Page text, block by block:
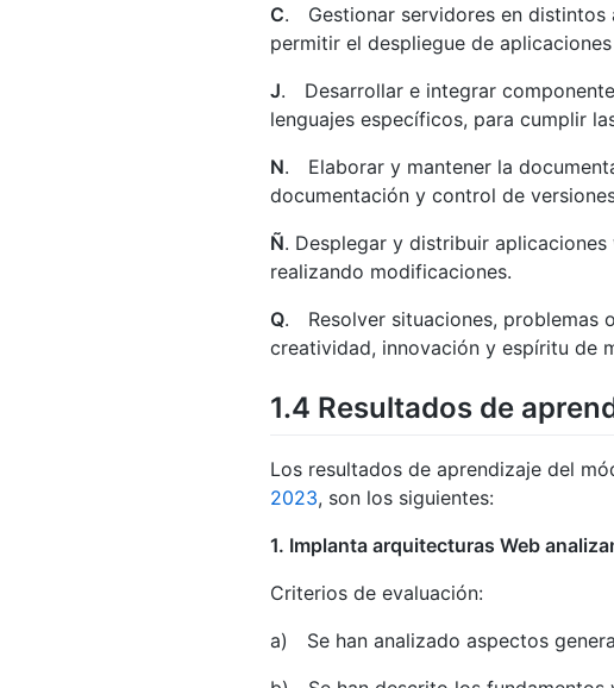
C. Gestionar servidores en distintos
permitir el despliegue de
J. Desarrollar e integrar
lenguajes específicos, para cumplir
N. Elaborar y mantener la
documentación y control de
Ñ. Desplegar y distribuir
realizando modificaciones.
Q. Resolver situaciones, problemas
creatividad, innovación y espíritu de
1.4 Resultados de
Los resultados de aprendizaje del
2023, son los siguientes:
1. Implanta arquitecturas Web
Criterios de evaluación:
a) Se han analizado aspectos